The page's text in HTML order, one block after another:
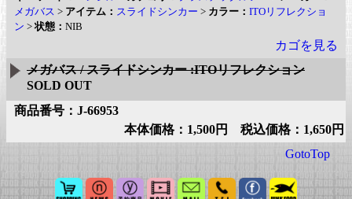
メガバス > アイテム： スライドシンカー > カラー： ITOリフレクショ
ン >状態： NIB
カゴを見る
メガバス / スライドシンカー :ITOリフレクション
SOLD OUT
商品番号：J-66953
本体価格：1,500円 税込価格：1,650円
GotoTop